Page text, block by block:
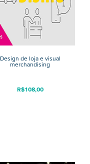
Design de loja e visual
merchandising
R$108,00